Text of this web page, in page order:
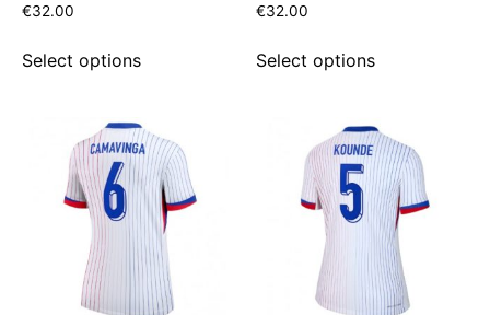
€32.00
Select options
€32.00
Select options